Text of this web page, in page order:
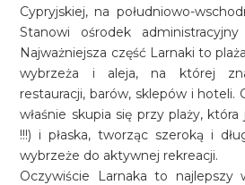
Cypryjskiej, na południowo-
Stanowi ośrodek administracyjny
Najważniejsza część Larnaki to
wybrzeża i aleja, na której
restauracji, barów, sklepów i hoteli.
właśnie skupia się przy plaży,
!!!) i płaska, tworząc szeroką i
wybrzeże do aktywnej rekreacji.
Oczywiście Larnaka to najlepszy